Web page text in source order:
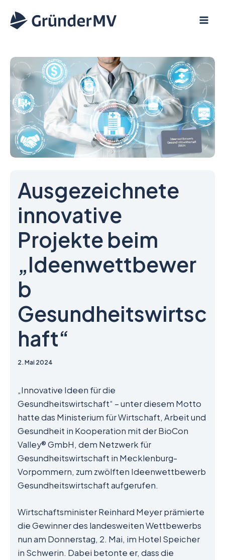
Inhalt
Ausgezeichnete
innovative
Projekte beim
„Ideenwettbewer
b
Gesundheitswirtsc
haft“
2. Mai 2024
„Innovative Ideen für die
Gesundheitswirtschaft“ – unter diesem Motto
hatte das Ministerium für Wirtschaft, Arbeit und
Gesundheit in Kooperation mit der BioCon
Valley® GmbH, dem Netzwerk für
Gesundheitswirtschaft in Mecklenburg-
Vorpommern, zum zwölften Ideenwettbewerb
Gesundheitswirtschaft aufgerufen.
Wirtschaftsminister Reinhard Meyer prämierte
die Gewinner des landesweiten Wettbewerbs
nun am Donnerstag, 2. Mai, im Hotel Speicher
in Schwerin. Dabei betonte er, dass die